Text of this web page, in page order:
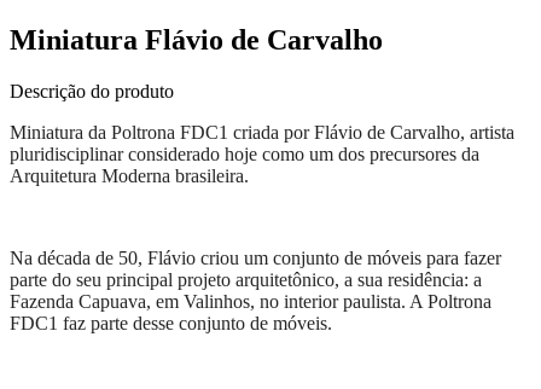
Miniatura Flávio de Carvalho
Descrição do produto
Miniatura da Poltrona FDC1 criada por Flávio de Carvalho, artista
pluridisciplinar considerado hoje como um dos precursores da
Arquitetura Moderna brasileira.
Na década de 50, Flávio criou um conjunto de móveis para fazer
parte do seu principal projeto arquitetônico, a sua residência: a
Fazenda Capuava, em Valinhos, no interior paulista. A Poltrona
FDC1 faz parte desse conjunto de móveis.